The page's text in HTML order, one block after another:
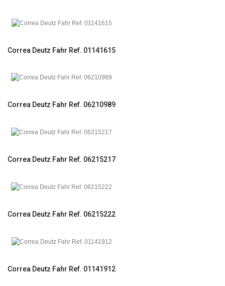
Correa Deutz Fahr Ref. 01141615
Correa Deutz Fahr Ref. 06210989
Correa Deutz Fahr Ref. 06215217
Correa Deutz Fahr Ref. 06215222
Correa Deutz Fahr Ref. 01141912